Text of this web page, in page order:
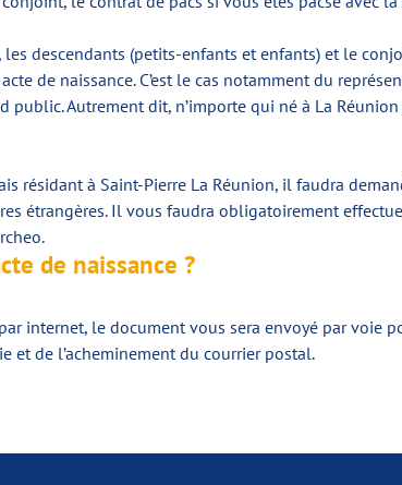
descendants (petits-enfants et enfants) et le
de naissance. C’est le cas notamment du
public. Autrement dit, n’importe qui né à La
résidant à Saint-Pierre La Réunion, il faudra
étrangères. Il vous faudra obligatoirement
de naissance ?
internet, le document vous sera envoyé par voie
et de l’acheminement du courrier postal.